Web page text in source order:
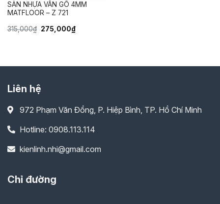
SÀN NHỰA VÂN GỖ 4MM
MATFLOOR – Z 721
315,000₫ Giá
275,000₫Giá
hiện
Liên hệ
972 Phạm Văn Đồng, P. Hiệp Bình, TP. Hồ Chí Minh
Hotline: 0908.113.114
kienlinh.nhi@gmail.com
Chỉ đường